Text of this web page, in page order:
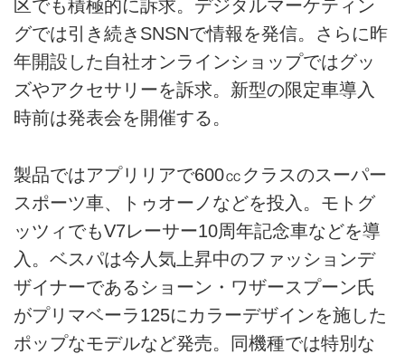
区でも積極的に訴求。デジタルマーケティン
グでは引き続きSNSNで情報を発信。さらに昨
年開設した自社オンラインショップではグッ
ズやアクセサリーを訴求。新型の限定車導入
時前は発表会を開催する。
製品ではアプリリアで600㏄クラスのスーパー
スポーツ車、トゥオーノなどを投入。モトグ
ッツィでもV7レーサー10周年記念車などを導
入。ベスパは今人気上昇中のファッションデ
ザイナーであるショーン・ワザースプーン氏
がプリマベーラ125にカラーデザインを施した
ポップなモデルなど発売。同機種では特別な